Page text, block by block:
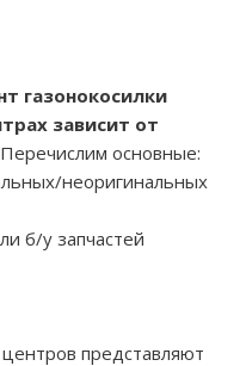
газонокосилки
зависит от
Перечислим основные:
неоригинальных
б/у запчастей
представляют